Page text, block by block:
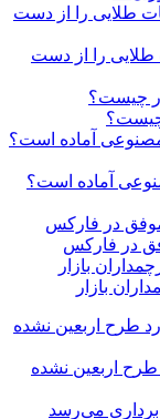
طلایی را از دست
چیست؟
آماده است؟
طرح اربعین نشده